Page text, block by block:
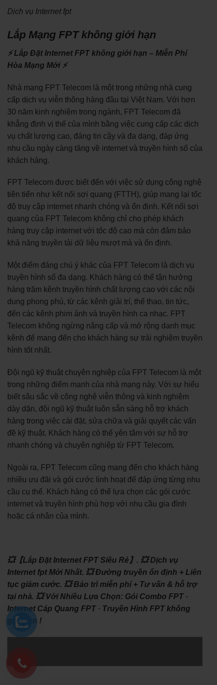
Dịch vụ Internet fpt
Lắp Mạng FPT không giới hạn
⚡ Lắp Đặt Internet FPT không giới hạn – Miễn Phí
Hòa Mạng Mới ⚡
Nhà mạng FPT Telecom là một trong những nhà cung
cấp dịch vụ viễn thông hàng đầu tại Việt Nam. Với hơn
30 năm kinh nghiệm trong ngành, FPT Telecom đã
khẳng định vị thế của mình bằng việc cung cấp các dịch
vụ chất lượng cao, đáng tin cậy và đa dạng, đáp ứng
nhu cầu ngày càng tăng về internet và truyền hình số của
khách hàng.
FPT Telecom được biết đến với việc sử dụng công nghệ
tiên tiến như kết nối sợi quang (FTTH), giúp mang lại tốc
độ truy cập internet nhanh chóng và ổn định. Kết nối sợi
quang của FPT Telecom không chỉ cho phép khách
hàng truy cập internet với tốc độ cao mà còn đảm bảo
khả năng truyền tải dữ liệu mượt mà và ổn định.
Một điểm đáng chú ý khác của FPT Telecom là dịch vụ
truyền hình số đa dạng. Khách hàng có thể tận hưởng
hàng trăm kênh truyền hình chất lượng cao với các nội
dung phong phú, từ các kênh giải trí, thể thao, tin tức,
đến các kênh phim ảnh và truyền hình ca nhạc. FPT
Telecom không ngừng nâng cấp và mở rộng danh mục
kênh để mang đến cho khách hàng sự trải nghiệm truyền
hình tốt nhất.
Đội ngũ kỹ thuật chuyên nghiệp của FPT Telecom là một
trong những điểm mạnh của nhà mạng này. Với sự hiểu
biết sâu sắc về công nghệ viễn thông và kinh nghiệm
dày dặn, đội ngũ kỹ thuật luôn sẵn sàng hỗ trợ khách
hàng trong việc cài đặt, sửa chữa và giải quyết các vấn
đề kỹ thuật. Khách hàng có thể yên tâm với sự hỗ trợ
nhanh chóng và chuyên nghiệp từ FPT Telecom.
Ngoài ra, FPT Telecom cũng mang đến cho khách hàng
nhiều ưu đãi và gói cước linh hoạt để đáp ứng từng nhu
cầu cụ thể. Khách hàng có thể lựa chọn các gói cước
internet và truyền hình phù hợp với nhu cầu gia đình
hoặc cá nhân của mình.
💥【Lắp Đặt Internet FPT Siêu Rẻ】. 💥 Dịch vụ
Internet fpt Mới Nhất. 💥 Đường truyền ổn định + Liên
tục giảm cước. 💥 Bảo trì miễn phí + Tư vấn & hỗ trợ
tại nhà. 💥 Với Nhiều Lựa Chọn: ‎Gói Combo FPT ·
‎Internet Cáp Quang FPT · ‎Truyền Hình FPT không
giới hạn !